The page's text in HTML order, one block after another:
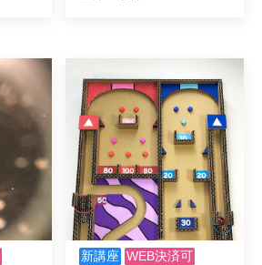
新講座 WEB決済可